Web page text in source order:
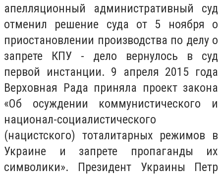
апелляционный административный суд
отменил решение суда от 5 ноября о
приостановлении производства по делу о
запрете КПУ - дело вернулось в суд
первой инстанции. 9 апреля 2015 года
Верховная Рада приняла проект закона
«Об осуждении коммунистического и
национал-социалистического
(нацистского) тоталитарных режимов в
Украине и запрете пропаганды их
символики». Президент Украины Петр